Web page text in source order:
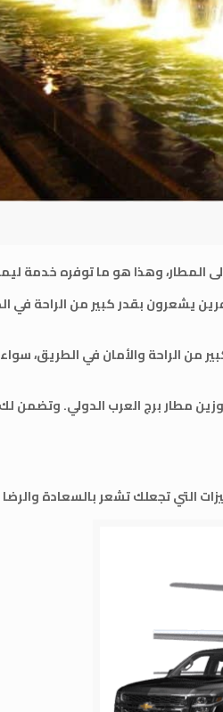
وهذا هو ما توفره خدمة
يشعرون بقدر كبير من الراحة في
من الراحة والأمان في الطريق،
مطار برج العرب الدولي.
التي تجعلك تشعر بالسعادة